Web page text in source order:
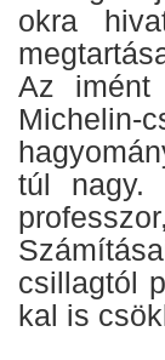
okra
Az imént
Michelin-
túl nagy.
csillagtól
kal is